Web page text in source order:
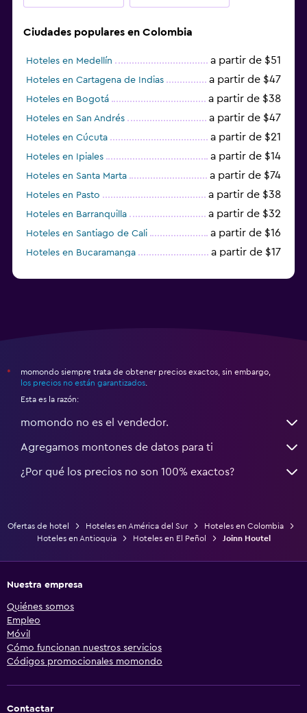
Ciudades populares en Colombia
Hoteles en Medellín a partir de $51
Hoteles en Cartagena de Indias a partir de $47
Hoteles en Bogotá a partir de $38
Hoteles en San Andrés a partir de $47
Hoteles en Cúcuta a partir de $21
Hoteles en Ipiales a partir de $14
Hoteles en Santa Marta a partir de $74
Hoteles en Pasto a partir de $38
Hoteles en Barranquilla a partir de $32
Hoteles en Santiago de Cali a partir de $16
Hoteles en Bucaramanga a partir de $17
*
momondo siempre trata de obtener precios exactos, sin embargo,
los precios no están garantizados
Esta es la razón:
momondo no es el vendedor.
Agregamos montones de datos para ti
¿Por qué los precios no son 100% exactos?
Ofertas de hotel Hoteles en América del Sur
Hoteles en Colombia
Hoteles en Antioquia
Hoteles en El Peñol Joinn Houtel
Nuestra empresa
Quiénes somos
Empleo
Móvil
Cómo funcionan nuestros servicios
Códigos promocionales momondo
Contactar